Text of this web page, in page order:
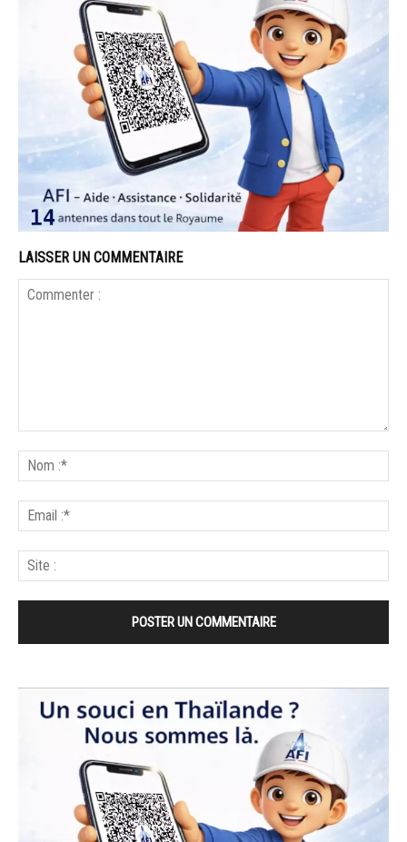
LAISSER UN COMMENTAIRE